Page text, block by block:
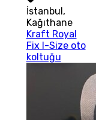
İstanbul,
Kağıthane
Kraft Royal
Fix I-Size oto
koltuğu